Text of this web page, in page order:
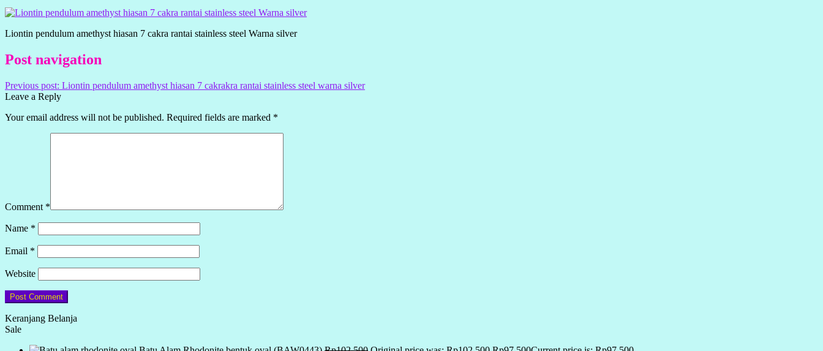
Liontin pendulum amethyst hiasan 7 cakra rantai stainless steel Warna silver
Post navigation
Previous post: Liontin pendulum amethyst hiasan 7 cakrakra rantai stainless steel warna silver
Leave a Reply
Your email address will not be published. Required fields are marked *
Comment *
Name *
Email *
Website
Keranjang Belanja
Sale